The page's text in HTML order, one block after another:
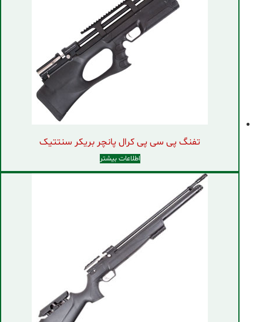
تفنگ پی سی پی کرال پانچر بریکر سنتتیک
اطلاعات بیشتر